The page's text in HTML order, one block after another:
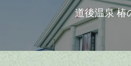
道後温泉 椿